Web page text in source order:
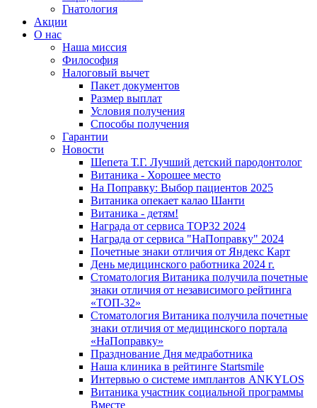
Гнатология
Акции
О нас
Наша миссия
Философия
Налоговый вычет
Пакет документов
Размер выплат
Условия получения
Способы получения
Гарантии
Новости
Шепета Т.Г. Лучший детский пародонтолог
Витаника - Хорошее место
На Поправку: Выбор пациентов 2025
Витаника опекает калао Шанти
Витаника - детям!
Награда от сервиса TOP32 2024
Награда от сервиса "НаПоправку" 2024
Почетные знаки отличия от Яндекс Карт
День медицинского работника 2024 г.
Стоматология Витаника получила почетные
знаки отличия от независимого рейтинга
«ТОП-32»
Стоматология Витаника получила почетные
знаки отличия от медицинского портала
«НаПоправку»
Празднование Дня медработника
Наша клиника в рейтинге Startsmile
Интервью о системе имплантов ANKYLOS
Витаника участник социальной программы
Вместе